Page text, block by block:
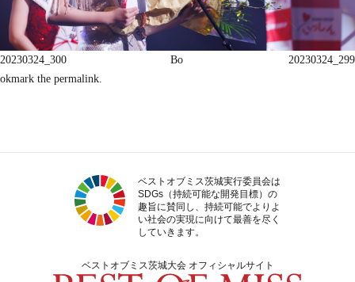
20230324_300 20230324_299
Bo
okmark the permalink.
ベストオブミス茨城実行委員会は
SDGs（持続可能な開発目標）の
趣旨に賛同し、持続可能でよりよ
い社会の実現に向けて最善を尽く
していきます。
ベストオブミス茨城大会 オフィシャルサイト